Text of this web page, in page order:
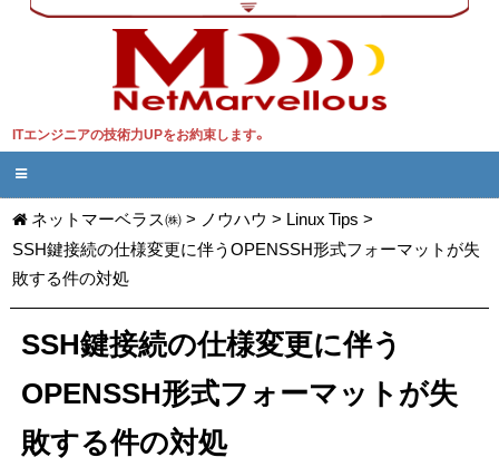
ITエンジニアの技術力UPをお約束します。
ネットマーベラス㈱> ノウハウ > Linux Tips >
SSH鍵接続の仕様変更に伴うOPENSSH形式フォーマットが失
敗する件の対処
SSH鍵接続の仕様変更に伴う
OPENSSH形式フォーマットが失
敗する件の対処